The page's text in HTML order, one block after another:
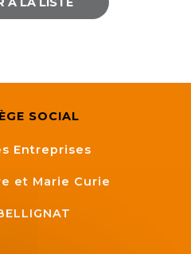
SOCIAL
Entreprises
et Marie Curie